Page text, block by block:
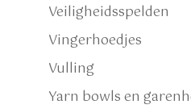
Veiligheidsspelden
Vingerhoedjes
Vulling
Yarn bowls en